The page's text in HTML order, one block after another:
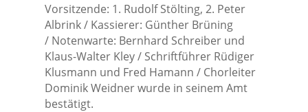
Vorsitzende: 1. Rudolf Stölting, 2. Peter
Albrink / Kassierer: Günther Brüning
/ Notenwarte: Bernhard Schreiber und
Klaus-Walter Kley / Schriftführer Rüdiger
Klusmann und Fred Hamann / Chorleiter
Dominik Weidner wurde in seinem Amt
bestätigt.